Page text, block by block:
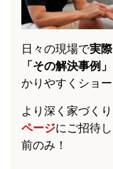
日々の現場で実
「その解決事例」
かりやすくショ
より深く家づく
ページにご招待
前のみ！